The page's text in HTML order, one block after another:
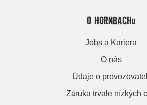
O HORNBACHu
Jobs a Kariera
O nás
Údaje o
Záruka trvale nízkých